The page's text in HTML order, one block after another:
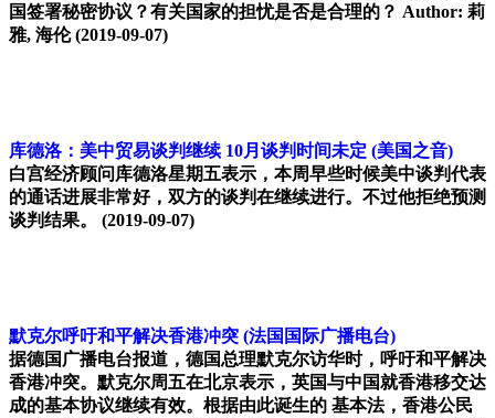
国签署秘密协议？有关国家的担忧是否是合理的？ Author: 莉
雅, 海伦 (2019-09-07)
库德洛：美中贸易谈判继续 10月谈判时间未定 (美国之音)
白宫经济顾问库德洛星期五表示，本周早些时候美中谈判代表
的通话进展非常好，双方的谈判在继续进行。不过他拒绝预测
谈判结果。
(2019-09-07)
默克尔呼吁和平解决香港冲突 (法国国际广播电台)
据德国广播电台报道，德国总理默克尔访华时，呼吁和平解决
香港冲突。默克尔周五在北京表示，英国与中国就香港移交达
成的基本协议继续有效。根据由此诞生的 基本法，香港公民